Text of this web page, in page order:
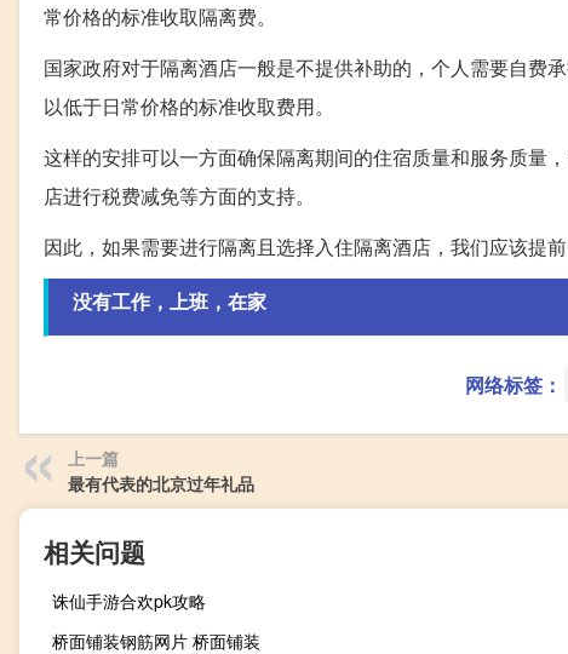
常价格的标准收取隔离费。
国家政府对于隔离酒店一般是不提供补助的，个人需要自费
以低于日常价格的标准收取费用。
这样的安排可以一方面确保隔离期间的住宿质量和服务质量
店进行税费减免等方面的支持。
因此，如果需要进行隔离且选择入住隔离酒店，我们应该提
没有工作，上班，在家
网络标签：
上一篇
最有代表的北京过年礼品
相关问题
诛仙手游合欢pk攻略
桥面铺装钢筋网片 桥面铺装